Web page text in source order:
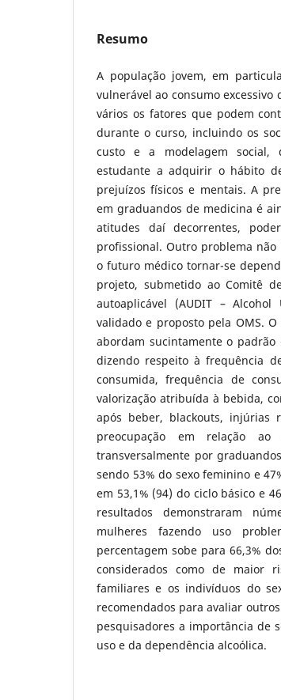
Resumo
A população jovem, em
vulnerável ao consumo
vários os fatores que podem
durante o curso, incluindo os
custo e a modelagem social,
estudante a adquirir o hábito
prejuízos físicos e mentais. A
em graduandos de medicina é
atitudes daí decorrentes,
profissional. Outro problema
o futuro médico tornar-se
projeto, submetido ao Comitê
autoaplicável (AUDIT –
validado e proposto pela OMS.
abordam sucintamente o
dizendo respeito à frequência
consumida, frequência de
valorização atribuída à bebida,
após beber, blackouts, injúrias
preocupação em relação
transversalmente por
sendo 53% do sexo feminino e
em 53,1% (94) do ciclo básico e
resultados demonstraram
mulheres fazendo uso
percentagem sobe para 66,3%
considerados como de maior
familiares e os indivíduos do
recomendados para avaliar
pesquisadores a importância de
uso e da dependência alcoólica.